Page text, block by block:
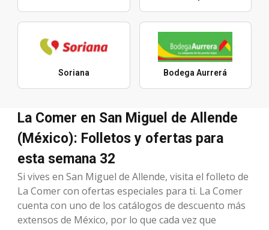
Soriana Bodega Aurrerá
La Comer en San Miguel de Allende
(México): Folletos y ofertas para
esta semana 32
Si vives en San Miguel de Allende, visita el folleto de
La Comer con ofertas especiales para ti. La Comer
cuenta con uno de los catálogos de descuento más
extensos de México, por lo que cada vez que